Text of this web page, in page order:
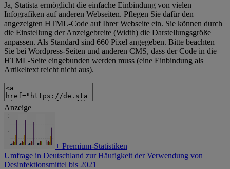
Ja, Statista ermöglicht die einfache Einbindung von vielen
Infografiken auf anderen Webseiten. Pflegen Sie dafür den
angezeigten HTML-Code auf Ihrer Webseite ein. Sie können durch
die Einstellung der Anzeigebreite (Width) die Darstellungsgröße
anpassen. Als Standard sind 660 Pixel angegeben. Bitte beachten
Sie bei Wordpress-Seiten und anderen CMS, dass der Code in die
HTML-Seite eingebunden werden muss (eine Einbindung als
Artikeltext reicht nicht aus).
Anzeige
+ Premium-Statistiken
Umfrage in Deutschland zur Häufigkeit der Verwendung von
Desinfektionsmittel bis 2021